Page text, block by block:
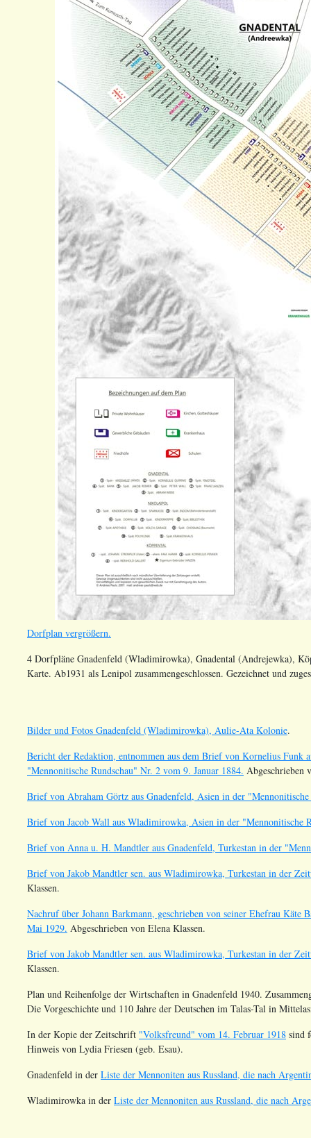
Dorfplan vergrößern.
4 Dorfpläne Gnadenfeld (Wladimirowka), Gnadental (Andrejewka),
Karte. Ab1931 als Lenipol zusammengeschlossen. Gezeichnet und
Bilder und Fotos Gnadenfeld (Wladimirowka), Aulie-Ata Kolonie.
Bericht der Redaktion, entnommen aus dem Brief von Kornelius Funk
"Mennonitische Rundschau" Nr. 2 vom 9. Januar 1884. Abgeschrieben
Brief von Abraham Görtz aus Gnadenfeld, Asien in der
Brief von Jacob Wall aus Wladimirowka, Asien in der "Mennonitische
Brief von Anna u. H. Mandtler aus Gnadenfeld, Turkestan in der
Brief von Jakob Mandtler sen. aus Wladimirowka, Turkestan in der
Klassen.
Nachruf über Johann Barkmann, geschrieben von seiner Ehefrau
Mai 1929. Abgeschrieben von Elena Klassen.
Brief von Jakob Mandtler sen. aus Wladimirowka, Turkestan in der
Klassen.
Plan und Reihenfolge der Wirtschaften in Gnadenfeld 1940.
Die Vorgeschichte und 110 Jahre der Deutschen im Talas-Tal in
In der Kopie der Zeitschrift "Volksfreund" vom 14. Februar 1918 sind
Hinweis von Lydia Friesen (geb. Esau).
Gnadenfeld in der Liste der Mennoniten aus Russland, die nach
Wladimirowka in der Liste der Mennoniten aus Russland, die nach